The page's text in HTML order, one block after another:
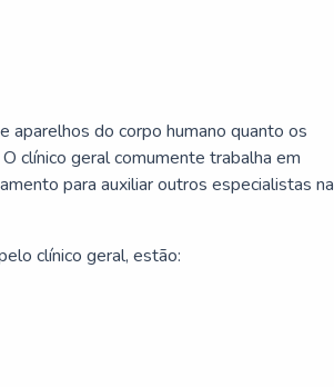
aparelhos do corpo humano quanto os
clínico geral comumente trabalha em
para auxiliar outros especialistas na
clínico geral, estão: